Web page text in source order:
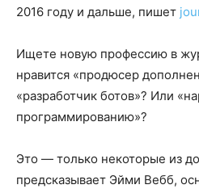
2016 году и дальше, пишет
Ищете новую профессию в
нравится «продюсер
«разработчик ботов»? Или
программированию»?
Это — только некоторые из
предсказывает Эйми Вебб,